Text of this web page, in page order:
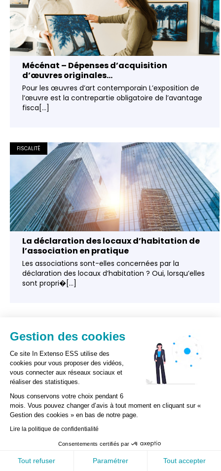
Mécénat – Dépenses d’acquisition
d’œuvres originales...
Pour les œuvres d’art contemporain L’exposition de
l’œuvre est la contrepartie obligatoire de l’avantage
fisca[...]
FISCALITÉ
La déclaration des locaux d’habitation de
l’association en pratique
Les associations sont-elles concernées par la
déclaration des locaux d’habitation ? Oui, lorsqu’elles
sont propri�[...]
Réforme du plan comptable général : quel
impact sur les associations et...
Le contexte de la réforme du plan comptable
général Le plan stratégique de l’Autorité des normes
comptables, lanc[...]
Accueil Recherche Contact
Gestion des cookies
Ce site In Extenso ESS utilise des
cookies pour vous proposer des vidéos,
vous connecter aux réseaux sociaux et
réaliser des statistiques.
Nous conservons votre choix pendant 6
mois. Vous pouvez changer d’avis à tout moment en cliquant sur «
Gestion des cookies » en bas de notre page.
Lire la politique de confidentialité
Consentements certifiés par
Tout refuser Paramétrer Tout accepter
GESTION DES COOKIES